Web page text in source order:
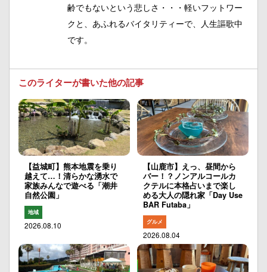
齢でもないという悲しさ・・・軽いフットワー
クと、あふれるバイタリティーで、人生謳歌中
です。
このライターが書いた他の記事
【益城町】熊本地震を乗り
越えて…！清らかな湧水で
家族みんなで遊べる「潮井
自然公園」
地域
2026.08.10
【山鹿市】えっ、昼間から
バー！？ノンアルコールカ
クテルに本格占いまで楽し
める大人の隠れ家「Day Use
BAR Futaba」
グルメ
2026.08.04